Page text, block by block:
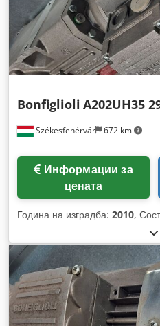
Székesfehérvár 672 km
Bonfiglioli A202UH35
цената
Година на изградба: 2010,